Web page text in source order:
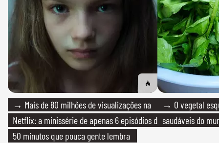
→ Mais de 80 milhões de visualizações na
Netflix: a minissérie de apenas 6 episódios de
50 minutos que pouca gente lembra
→ O vegetal
saudáveis do